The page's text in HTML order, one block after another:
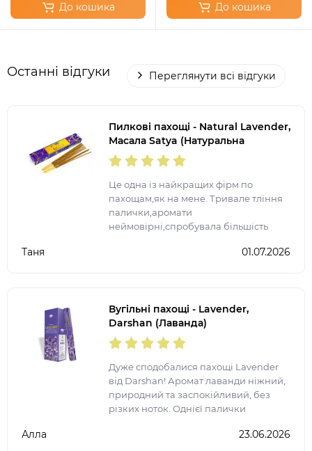
До кошика До кошика
Останні відгуки Переглянути всі відгуки
Пилкові пахощі - Natural Lavender,
Масала Satya (Натуральна
Лаванда)
Це одна із найкращих фірм по
пахощам,як на мене. Тривале тління
палички,аромати
неймовірні,спробувала більшість
запалення ще на довго залишається
Таня 01.07.2026
Вугільні пахощі - Lavender,
Darshan (Лаванда)
Дуже сподобалися пахощі Lavender
від Darshan! Аромат лаванди ніжний,
природний та заспокійливий, без
різких ноток. Однієї палички
атмосферою затишку, гармонії та
Алла 23.06.2026